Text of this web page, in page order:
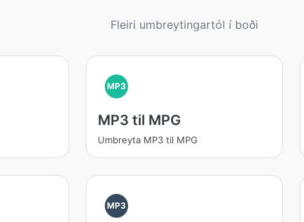
Fleiri umbreytingartól í boði
MP3
MP3 til MPG
Umbreyta MP3 til MPG
MP3